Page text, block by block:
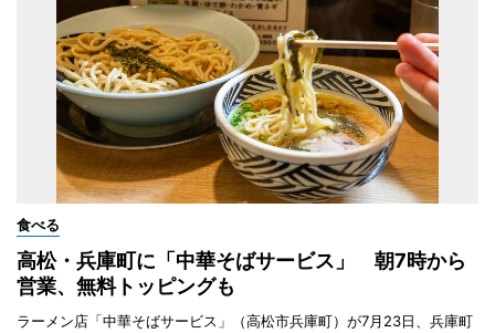
食べる
高松・兵庫町に「中華そばサービス」 朝7時から
営業、無料トッピングも
ラーメン店「中華そばサービス」（高松市兵庫町）が7月23日、兵庫町